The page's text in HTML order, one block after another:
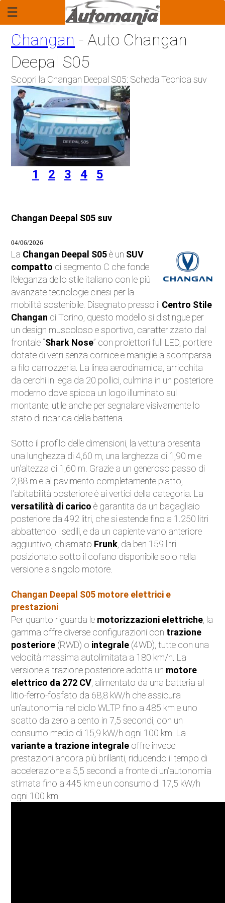
Home Page
Report
Rubrica: "Il Legale"
Economia
Mercato
Tecnologia
Anteprime
Anticipazioni
Auto Elettriche
Ecologia
Saloni dell'auto
Curiosità
Competizioni
Moto
Trasporti e strade
Attualità
Videogiochi
Eventi
Auto d'Epoca
Sicurezza Stradale
Accessori
☰
Changan - Auto Changan
Deepal S05
Scopri la Changan Deepal S05: Scheda Tecnica suv
1 2 3 4 5
Changan Deepal S05 suv
04/06/2026
La Changan Deepal S05è un SUV
compatto di segmento C che fonde
l'eleganza dello stile italiano con le più
avanzate tecnologie cinesi per la
mobilità sostenibile. Disegnato presso il Centro Stile
Changan di Torino, questo modello si distingue per
un design muscoloso e sportivo, caratterizzato dal
frontale “Shark Nose” con proiettori full LED, portiere
dotate di vetri senza cornice e maniglie a scomparsa
a filo carrozzeria. La linea aerodinamica, arricchita
da cerchi in lega da 20 pollici, culmina in un posteriore
moderno dove spicca un logo illuminato sul
montante, utile anche per segnalare visivamente lo
stato di ricarica della batteria.
Sotto il profilo delle dimensioni, la vettura presenta
una lunghezza di 4,60 m, una larghezza di 1,90 m e
un'altezza di 1,60 m. Grazie a un generoso passo di
2,88 m e al pavimento completamente piatto,
l'abitabilità posteriore è ai vertici della categoria. La
versatilità di carico è garantita da un bagagliaio
posteriore da 492 litri, che si estende fino a 1.250 litri
abbattendo i sedili, e da un capiente vano anteriore
aggiuntivo, chiamato Frunk , da ben 159 litri
posizionato sotto il cofano disponibile solo nella
versione a singolo motore.
Changan Deepal S05 motore elettrici e
prestazioni
Per quanto riguarda le motorizzazioni elettriche , la
gamma offre diverse configurazioni con trazione
posteriore (RWD) o integrale (4WD), tutte con una
velocità massima autolimitata a 180 km/h. La
versione a trazione posteriore adotta un motore
elettrico da 272 CV , alimentato da una batteria al
litio-ferro-fosfato da 68,8 kW/h che assicura
un'autonomia nel ciclo WLTP fino a 485 km e uno
scatto da zero a cento in 7,5 secondi, con un
consumo medio di 15,9 kW/h ogni 100 km. La
variante a trazione integrale offre invece
prestazioni ancora più brillanti, riducendo il tempo di
accelerazione a 5,5 secondi a fronte di un'autonomia
stimata fino a 445 km e un consumo di 17,5 kW/h
ogni 100 km.